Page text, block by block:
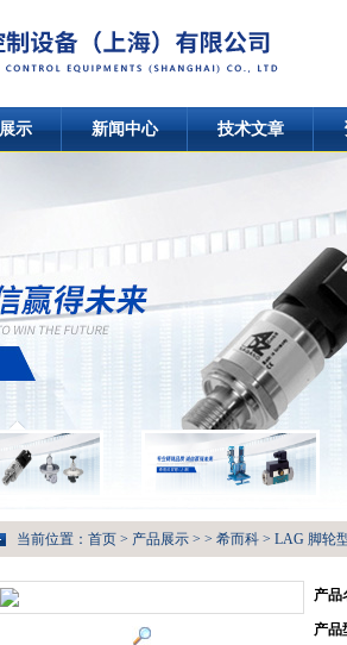
示 新闻中心 技术文章
当前位置： 首页 > 产品展示 > > 希而科 > LAG 脚轮
产品
产品